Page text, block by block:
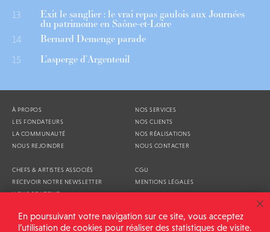
13 Exit le sanglier : le vrai repas gaulois aux Journées
du patrimoine en Saône-et-Loire
14 Bernard Demenge parade
15 L’asperge d’Argenteuil
À PROPOS
LES FONDATEURS
LA COMMUNAUTÉ
NOUS REJOINDRE
NOS SERVICES
NOS CLIENTS
NOS RÉALISATIONS
NOUS CONTACTER
CHEFS & ARTISTES ASSOCIÉS
RECEVOIR NOTRE NEWSLETTER
NOUS SOUTENIR
CGU
MENTIONS LÉGALES
En poursuivant votre navigation sur ce site, vous acceptez
l’utilisation de cookies pour réaliser des statistiques de visite.